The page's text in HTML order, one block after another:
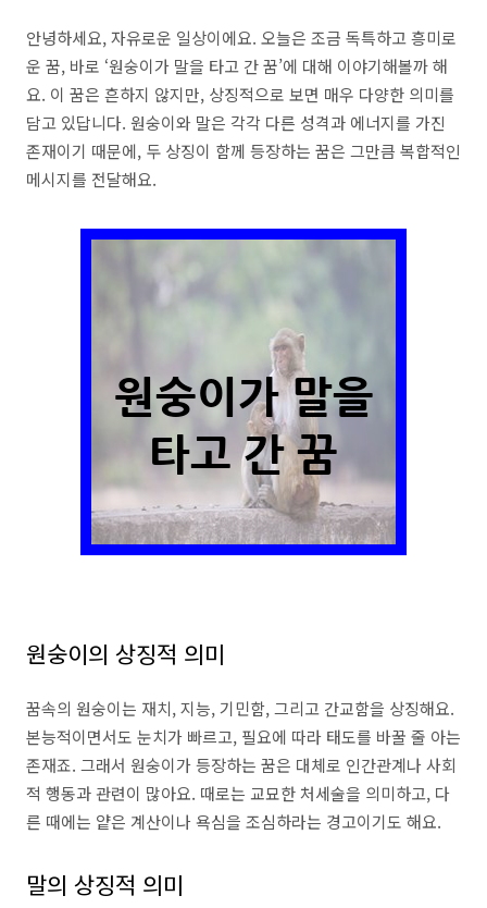
안녕하세요, 자유로운 일상이에요. 오늘은 조금 독특하고 흥미로
운 꿈, 바로 ‘원숭이가 말을 타고 간 꿈’에 대해 이야기해볼까 해
요. 이 꿈은 흔하지 않지만, 상징적으로 보면 매우 다양한 의미를
담고 있답니다. 원숭이와 말은 각각 다른 성격과 에너지를 가진
존재이기 때문에, 두 상징이 함께 등장하는 꿈은 그만큼 복합적인
메시지를 전달해요.
원숭이의 상징적 의미
꿈속의 원숭이는 재치, 지능, 기민함, 그리고 간교함을 상징해요.
본능적이면서도 눈치가 빠르고, 필요에 따라 태도를 바꿀 줄 아는
존재죠. 그래서 원숭이가 등장하는 꿈은 대체로 인간관계나 사회
적 행동과 관련이 많아요. 때로는 교묘한 처세술을 의미하고, 다
른 때에는 얕은 계산이나 욕심을 조심하라는 경고이기도 해요.
말의 상징적 의미